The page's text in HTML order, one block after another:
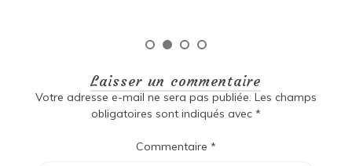
Laisser un commentaire
Votre adresse e-mail ne sera pas publiée. Les champs
obligatoires sont indiqués avec *
Commentaire *